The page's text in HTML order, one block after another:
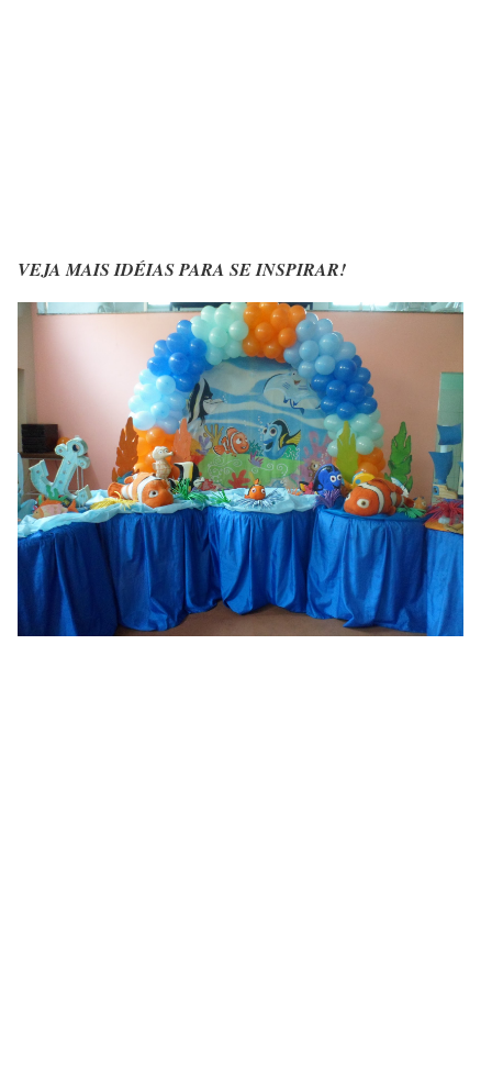
VEJA MAIS IDÉIAS PARA SE INSPIRAR!